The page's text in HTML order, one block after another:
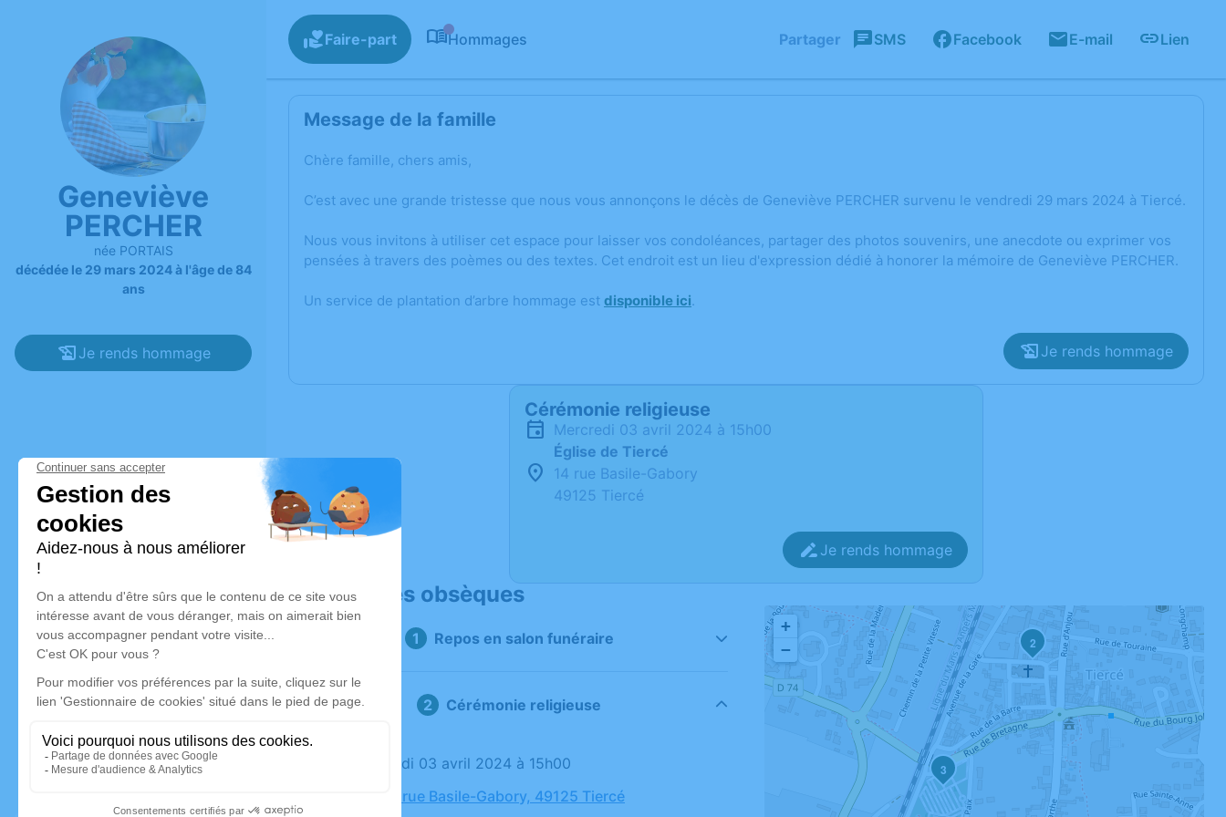
Geneviève
PERCHER
née PORTAIS
décédée le 29 mars 2024 à l'âge de 84
ans
Je rends hommage
Faire-part Hommages Partager SMS Facebook E-mail Lien
Message de la famille
Chère famille, chers amis,
C’est avec une grande tristesse que nous vous annonçons le décès de Geneviève PERCHER survenu le vendredi 29 mars 2024 à Tiercé.
Nous vous invitons à utiliser cet espace pour laisser vos condoléances, partager des photos souvenirs, une anecdote ou exprimer vos
pensées à travers des poèmes ou des textes. Cet endroit est un lieu d'expression dédié à honorer la mémoire de Geneviève PERCHER.
Un service de plantation d’arbre hommage est disponible ici.
Je rends hommage
Cérémonie religieuse
mercredi 03 avril 2024 à 15h00
Église de Tiercé
14 rue Basile-Gabory
49125 Tiercé
Je rends hommage
Déroulé des obsèques
Repos en salon funéraire
Cérémonie religieuse
Le mercredi 03 avril 2024 à 15h00
Église, 14 rue Basile-Gabory, 49125 Tiercé
2
3
+
−